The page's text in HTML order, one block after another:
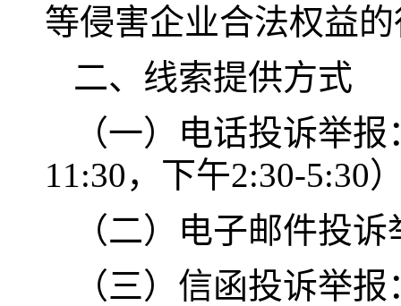
等侵害企业合法权益
二、线索提供方式
（一）电话投诉举
11:30，下午2:30-5:30
（二）电子邮件投
（三）信函投诉举